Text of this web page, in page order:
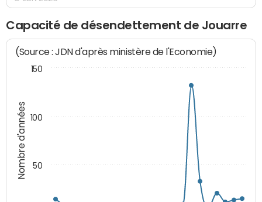
Capacité de désendettement de Jouarre
Nombre d'années
(Source : JDN d'après ministère de l'Economie)
50
100
150